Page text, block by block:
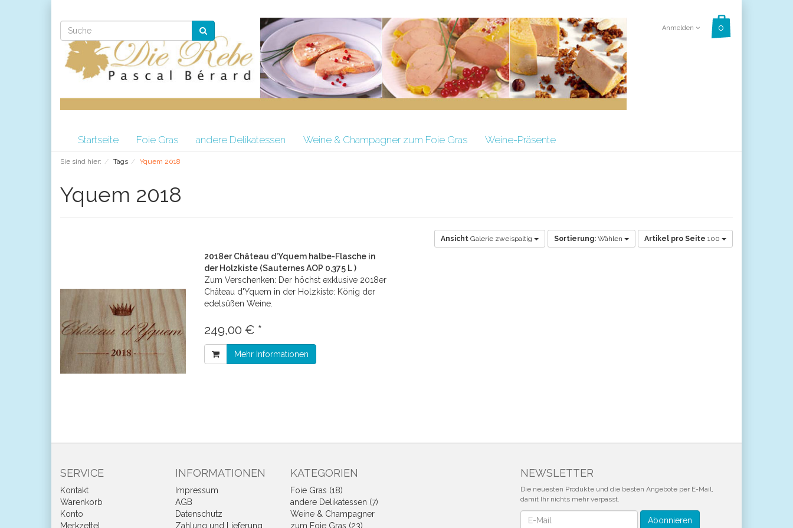
Anmelden
Startseite Foie Gras andere Delikatessen Weine & Champagner zum Foie Gras Weine-Präsente
Sie sind hier: Tags Yquem 2018
Yquem 2018
Ansicht Galerie zweispaltig Sortierung: Wählen Artikel pro Seite 100
2018er Château d'Yquem halbe-Flasche in
der Holzkiste (Sauternes AOP 0,375 L )
Zum Verschenken: Der höchst exklusive 2018er
Château d'Yquem in der Holzkiste: König der
edelsüßen Weine.
249,00 € *
Mehr Informationen
SERVICE
Kontakt
Warenkorb
Konto
Merkzettel
INFORMATIONEN
Impressum
AGB
Datenschutz
Zahlung und Lieferung
KATEGORIEN
Foie Gras (18)
andere Delikatessen (7)
Weine & Champagner
zum Foie Gras (23)
NEWSLETTER
Die neuesten Produkte und die besten Angebote per E-Mail,
damit Ihr nichts mehr verpasst.
Newsletter Abonnieren